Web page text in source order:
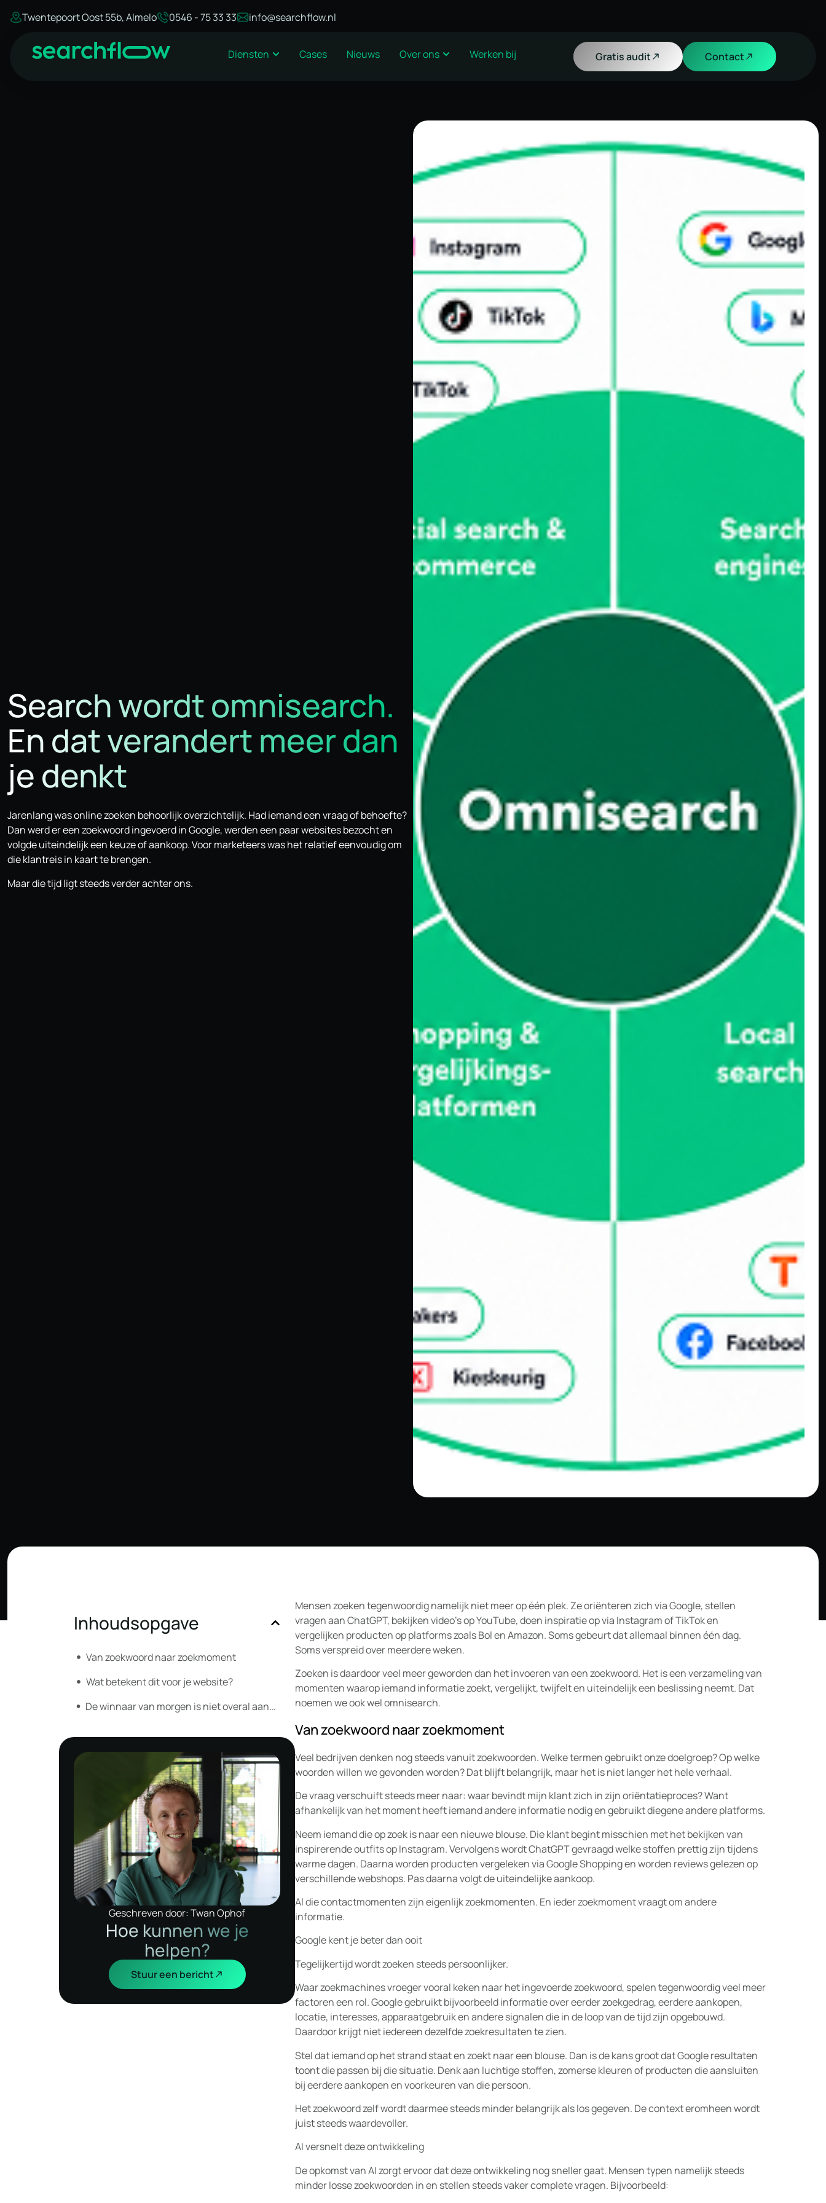
Twentepoort Oost 55b, Almelo 0546 - 75 33 33 info@searchflow.nl
Diensten Cases Nieuws Over ons Werken bij Gratis audit Contact
Search wordt omnisearch.
En dat verandert meer dan
je denkt
Jarenlang was online zoeken behoorlijk overzichtelijk. Had iemand een vraag of behoefte?
Dan werd er een zoekwoord ingevoerd in Google, werden een paar websites bezocht en
volgde uiteindelijk een keuze of aankoop. Voor marketeers was het relatief eenvoudig om
die klantreis in kaart te brengen.
Maar die tijd ligt steeds verder achter ons.
Inhoudsopgave
Van zoekwoord naar zoekmoment
Wat betekent dit voor je website?
De winnaar van morgen is niet overal aanwezig
Geschreven door: Twan Ophof
Hoe kunnen we je
helpen?
Stuur een bericht
Mensen zoeken tegenwoordig namelijk niet meer op één plek. Ze oriënteren zich via Google, stellen
vragen aan ChatGPT, bekijken video’s op YouTube, doen inspiratie op via Instagram of TikTok en
vergelijken producten op platforms zoals Bol en Amazon. Soms gebeurt dat allemaal binnen één dag.
Soms verspreid over meerdere weken.
Zoeken is daardoor veel meer geworden dan het invoeren van een zoekwoord. Het is een verzameling van
momenten waarop iemand informatie zoekt, vergelijkt, twijfelt en uiteindelijk een beslissing neemt. Dat
noemen we ook wel omnisearch.
Van zoekwoord naar zoekmoment
Veel bedrijven denken nog steeds vanuit zoekwoorden. Welke termen gebruikt onze doelgroep? Op welke
woorden willen we gevonden worden? Dat blijft belangrijk, maar het is niet langer het hele verhaal.
De vraag verschuift steeds meer naar: waar bevindt mijn klant zich in zijn oriëntatieproces? Want
afhankelijk van het moment heeft iemand andere informatie nodig en gebruikt diegene andere platforms.
Neem iemand die op zoek is naar een nieuwe blouse. Die klant begint misschien met het bekijken van
inspirerende outfits op Instagram. Vervolgens wordt ChatGPT gevraagd welke stoffen prettig zijn tijdens
warme dagen. Daarna worden producten vergeleken via Google Shopping en worden reviews gelezen op
verschillende webshops. Pas daarna volgt de uiteindelijke aankoop.
Al die contactmomenten zijn eigenlijk zoekmomenten. En ieder zoekmoment vraagt om andere
informatie.
Google kent je beter dan ooit
Tegelijkertijd wordt zoeken steeds persoonlijker.
Waar zoekmachines vroeger vooral keken naar het ingevoerde zoekwoord, spelen tegenwoordig veel meer
factoren een rol. Google gebruikt bijvoorbeeld informatie over eerder zoekgedrag, eerdere aankopen,
locatie, interesses, apparaatgebruik en andere signalen die in de loop van de tijd zijn opgebouwd.
Daardoor krijgt niet iedereen dezelfde zoekresultaten te zien.
Stel dat iemand op het strand staat en zoekt naar een blouse. Dan is de kans groot dat Google resultaten
toont die passen bij die situatie. Denk aan luchtige stoffen, zomerse kleuren of producten die aansluiten
bij eerdere aankopen en voorkeuren van die persoon.
Het zoekwoord zelf wordt daarmee steeds minder belangrijk als los gegeven. De context eromheen wordt
juist steeds waardevoller.
AI versnelt deze ontwikkeling
De opkomst van AI zorgt ervoor dat deze ontwikkeling nog sneller gaat. Mensen typen namelijk steeds
minder losse zoekwoorden in en stellen steeds vaker complete vragen. Bijvoorbeeld: